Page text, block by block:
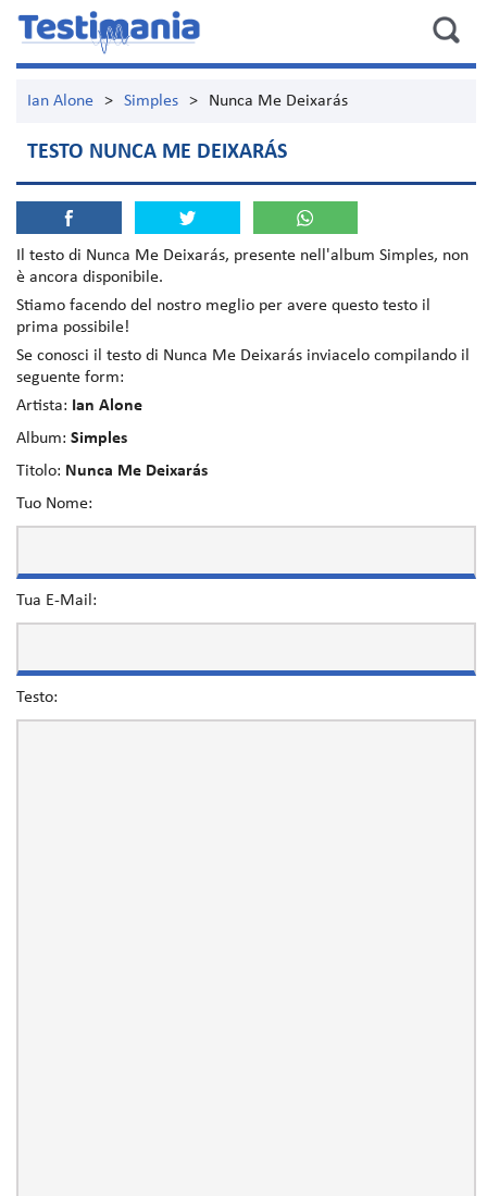
Ian Alone > Simples > Nunca Me Deixarás
TESTO NUNCA ME DEIXARÁS
Il testo di Nunca Me Deixarás, presente nell'album Simples, non
è ancora disponibile.
Stiamo facendo del nostro meglio per avere questo testo il
prima possibile!
Se conosci il testo di Nunca Me Deixarás inviacelo compilando il
seguente form:
Artista: Ian Alone
Album: Simples
Titolo: Nunca Me Deixarás
Tuo Nome:
Tua E-Mail:
Testo: